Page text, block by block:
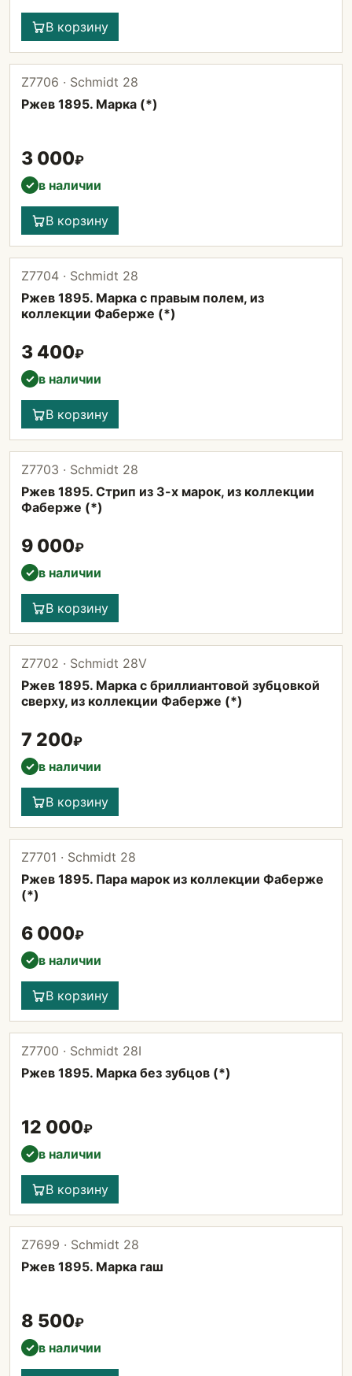
В корзину
Z7706 · Schmidt 28
Ржев 1895. Марка (*)
3 000₽
✓ в наличии
В корзину
Z7704 · Schmidt 28
Ржев 1895. Марка с правым полем, из
коллекции Фаберже (*)
3 400₽
✓ в наличии
В корзину
Z7703 · Schmidt 28
Ржев 1895. Стрип из 3-х марок, из коллекции
Фаберже (*)
9 000₽
✓ в наличии
В корзину
Z7702 · Schmidt 28V
Ржев 1895. Марка с бриллиантовой зубцовкой
сверху, из коллекции Фаберже (*)
7 200₽
✓ в наличии
В корзину
Z7701 · Schmidt 28
Ржев 1895. Пара марок из коллекции Фаберже
(*)
6 000₽
✓ в наличии
В корзину
Z7700 · Schmidt 28I
Ржев 1895. Марка без зубцов (*)
12 000₽
✓ в наличии
В корзину
Z7699 · Schmidt 28
Ржев 1895. Марка гаш
8 500₽
✓ в наличии